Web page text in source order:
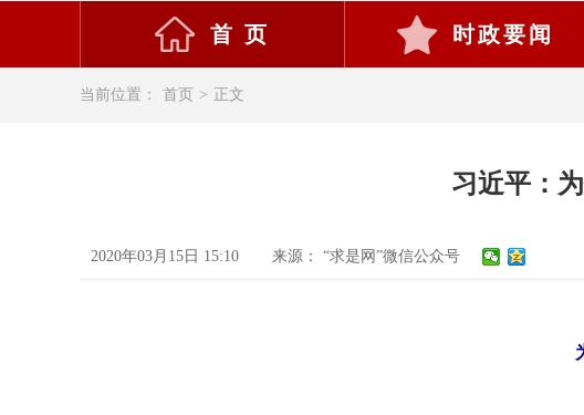
首 页 时政要闻
当前位置： 首页 > 正文
习近平：
2020年03月15日 15:10 来源： “求是网”微信公众号